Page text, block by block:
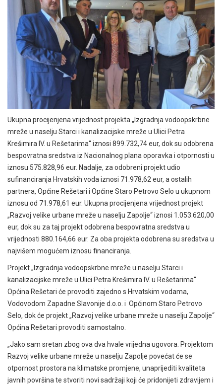
Ukupna procijenjena vrijednost projekta „Izgradnja vodoopskrbne
mreže u naselju Starci i kanalizacijske mreže u Ulici Petra
Krešimira IV. u Rešetarima“ iznosi 899.732,74 eur, dok su odobrena
bespovratna sredstva iz Nacionalnog plana oporavka i otpornosti u
iznosu 575.828,96 eur. Nadalje, za odobreni projekt udio
sufinanciranja Hrvatskih voda iznosi 71.978,62 eur, a ostalih
partnera, Općine Rešetari i Općine Staro Petrovo Selo u ukupnom
iznosu od 71.978,61 eur. Ukupna procijenjena vrijednost projekt
„Razvoj velike urbane mreže u naselju Zapolje“ iznosi 1.053.620,00
eur, dok su za taj projekt odobrena bespovratna sredstva u
vrijednosti 880.164,66 eur. Za oba projekta odobrena su sredstva u
najvišem mogućem iznosu financiranja.
Projekt „Izgradnja vodoopskrbne mreže u naselju Starci i
kanalizacijske mreže u Ulici Petra Krešimira IV. u Rešetarima“
Općina Rešetari će provoditi zajedno s Hrvatskim vodama,
Vodovodom Zapadne Slavonije d.o.o. i Općinom Staro Petrovo
Selo, dok će projekt „Razvoj velike urbane mreže u naselju Zapolje“
Općina Rešetari provoditi samostalno.
„Jako sam sretan zbog ova dva hvale vrijedna ugovora. Projektom
Razvoj velike urbane mreže u naselju Zapolje povećat će se
otpornost prostora na klimatske promjene, unaprijediti kvaliteta
javnih površina te stvoriti novi sadržaji koji će pridonijeti zdravijem i